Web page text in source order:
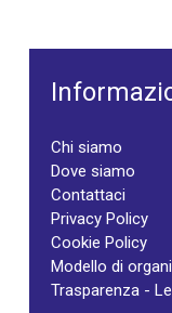
Chi siamo
Dove siamo
Contattaci
Privacy Policy
Cookie Policy
Modello di
Trasparenza -